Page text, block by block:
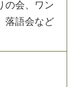
の会、ワン
落語会など